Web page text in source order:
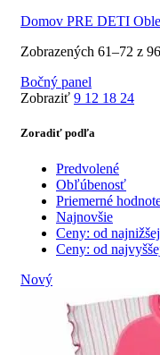
Domov PRE DETI
Zobrazených 61–72 z
Bočný panel
Zobraziť 9 12 18 24
Zoradiť podľa
Predvolené
Obľúbenosť
Priemerné
Najnovšie
Ceny: od
Ceny: od
Nový